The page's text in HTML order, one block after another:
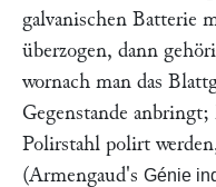
galvanischen Batterie
überzogen, dann
wornach man das
Gegenstande
Polirstahl polirt
(Armengaud's Génie